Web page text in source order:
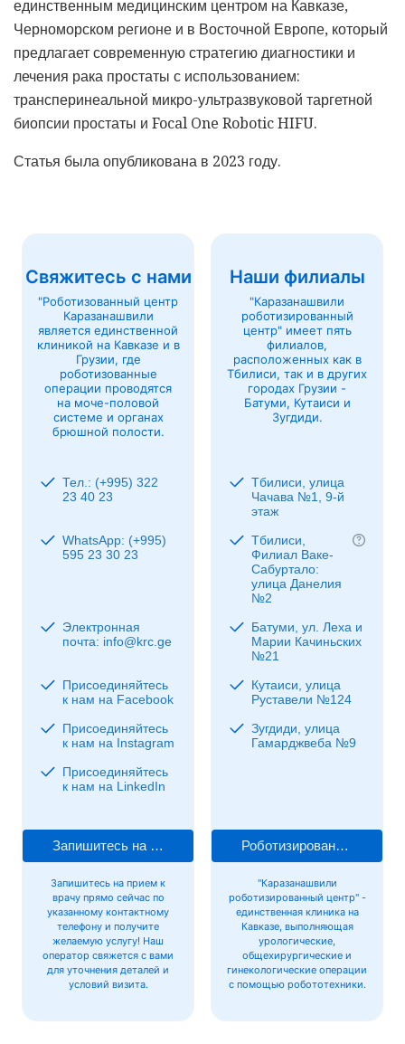
единственным медицинским центром на Кавказе,
Черноморском регионе и в Восточной Европе, который
предлагает современную стратегию диагностики и
лечения рака простаты с использованием:
трансперинеальной микро-ультразвуковой таргетной
биопсии простаты и Focal One Robotic HIFU.
Статья была опубликована в 2023 году.
Свяжитесь с нами
"Роботизованный центр
Каразанашвили
является единственной
клиникой на Кавказе и в
Грузии, где
роботизованные
операции проводятся
на моче-половой
системе и органах
брюшной полости.
Тел.: (+995) 322
23 40 23
WhatsApp: (+995)
595 23 30 23
Электронная
почта: info@krc.ge
Присоединяйтесь
к нам на Facebook
Присоединяйтесь
к нам на Instagram
Присоединяйтесь
к нам на LinkedIn
Запишитесь на прием к врачу
Запишитесь на прием к
врачу прямо сейчас по
указанному контактному
телефону и получите
желаемую услугу! Наш
оператор свяжется с вами
для уточнения деталей и
условий визита.
Наши филиалы
"Каразанашвили
роботизированный
центр" имеет пять
филиалов,
расположенных как в
Тбилиси, так и в других
городах Грузии -
Батуми, Кутаиси и
Зугдиди.
Тбилиси, улица
Чачава №1, 9-й
этаж
Тбилиси,
Филиал Ваке-
Сабуртало:
улица Данелия
№2
Батуми, ул. Леха и
Марии Качиньских
№21
Кутаиси, улица
Руставели №124
Зугдиди, улица
Гамарджвеба №9
Роботизированная хирургия
"Каразанашвили
роботизированный центр" -
единственная клиника на
Кавказе, выполняющая
урологические,
общехирургические и
гинекологические операции
с помощью робототехники.